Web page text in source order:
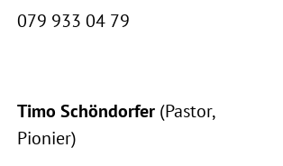
079 933 04 79
Timo Schöndorfer(Pastor,
Pionier)